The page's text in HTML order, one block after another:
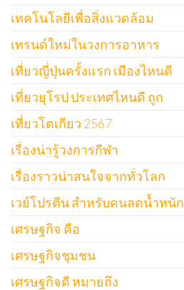
เทคโนโลยีเพื่อสิ่งแวดล้อม
เทรนด์ใหม่ในวงการอาหาร
เที่ยวญี่ปุ่นครั้งแรก เมืองไหนดี
เที่ยวยุโรป ประเทศไหนดี ถูก
เที่ยวโตเกียว 2567
เรื่องน่ารู้วงการกีฬา
เรื่องราวน่าสนใจจากทั่วโลก
เวย์โปรตีน สำหรับคนลดน้ำหนัก
เศรษฐกิจ คือ
เศรษฐกิจชุมชน
เศรษฐกิจดี หมายถึง